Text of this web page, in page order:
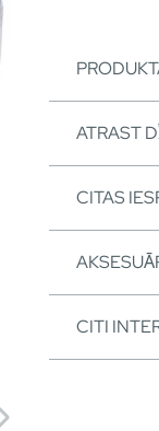
ATRAST
CITAS
CITI